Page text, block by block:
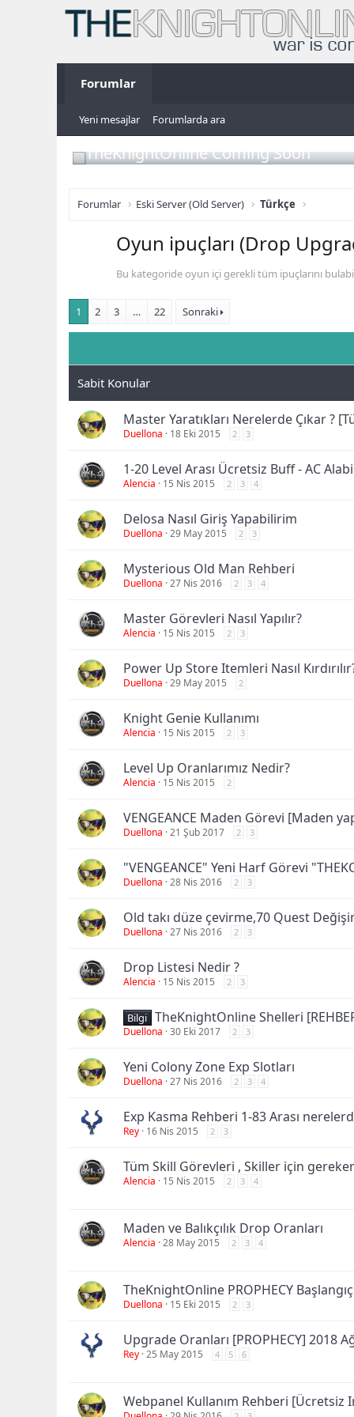
Forumlar
Yeni mesajlar Forumlarda ara
TheKnightOnline Coming Soon
Forumlar Eski Server (Old Server) Türkçe
Oyun ipuçları (Drop
Bu kategoride oyun içi gerekli tüm ipuçlarını
1 2 3 … 22 Sonraki
Master Yaratıkları Nerelerde Çıkar ?
Duellona 18 Eki 2015 2 3
1-20 Level Arası Ücretsiz Buff - AC
Alencia 15 Nis 2015 2 3 4
Delosa Nasıl Giriş Yapabilirim
Duellona 29 May 2015 2 3
Mysterious Old Man Rehberi
Duellona 27 Nis 2016 2 3 4
Master Görevleri Nasıl Yapılır?
Alencia 15 Nis 2015 2 3
Power Up Store Itemleri Nasıl
Duellona 29 May 2015 2
Knight Genie Kullanımı
Alencia 15 Nis 2015 2 3
Level Up Oranlarımız Nedir?
Alencia 15 Nis 2015 2
VENGEANCE Maden Görevi [Maden
Duellona 21 Şub 2017 2 3
"VENGEANCE" Yeni Harf Görevi
Duellona 28 Nis 2016 2 3
Old takı düze çevirme,70 Quest
Duellona 27 Nis 2016 2 3
Drop Listesi Nedir ?
Alencia 15 Nis 2015 2 3
Bilgi TheKnightOnline Shelleri
Duellona 30 Eki 2017 2 3
Yeni Colony Zone Exp Slotları
Duellona 27 Nis 2016 2 3 4
Exp Kasma Rehberi 1-83 Arası
Rey 16 Nis 2015 2 3
Tüm Skill Görevleri , Skiller için
Alencia 15 Nis 2015 2 3 4
Maden ve Balıkçılık Drop Oranları
Alencia 28 May 2015 2 3 4
TheKnightOnline PROPHECY
Duellona 15 Eki 2015 2 3
Upgrade Oranları [PROPHECY] 2018
Rey 25 May 2015 4 5 6
Webpanel Kullanım Rehberi [Ücretsiz